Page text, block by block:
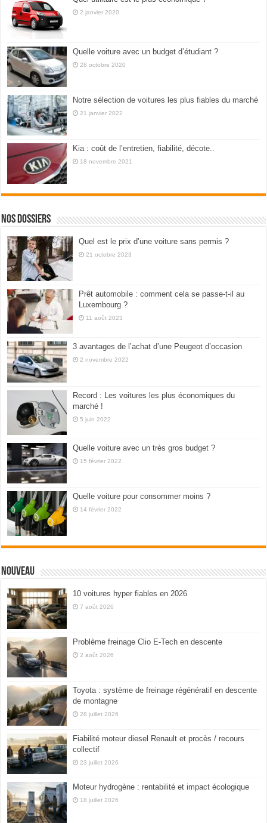
2 janvier 2020
Quelle voiture avec un budget d’étudiant ?
28 octobre 2020
Notre sélection de voitures les plus fiables du marché
21 janvier 2022
Kia : coût de l’entretien, fiabilité, décote..
18 novembre 2021
Nos dossiers
Quel est le prix d’une voiture sans permis ?
21 octobre 2023
Prêt automobile : comment cela se passe-t-il au
Luxembourg ?
11 août 2023
3 avantages de l’achat d’une Peugeot d’occasion
2 novembre 2022
Record : Les voitures les plus économiques du
marché !
5 juin 2022
Quelle voiture avec un très gros budget ?
15 février 2022
Quelle voiture pour consommer moins ?
14 février 2022
Nouveau
10 voitures hyper fiables en 2026
7 août 2026
Problème freinage Clio E-Tech en descente
2 août 2026
Toyota : système de freinage régénératif en descente
de montagne
28 juillet 2026
Fiabilité moteur diesel Renault et procès / recours
collectif
23 juillet 2026
Moteur hydrogène : rentabilité et impact écologique
18 juillet 2026